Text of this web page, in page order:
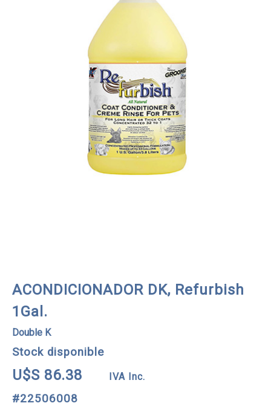
ACONDICIONADOR DK, Refurbish
1Gal.
Double K
Stock disponible
U$S 86.38 IVA Inc.
#22506008